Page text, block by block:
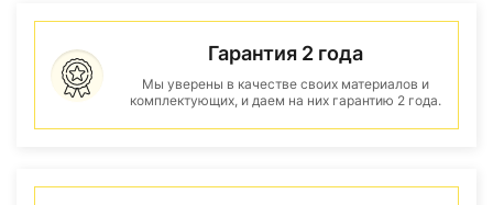
Гарантия 2 года
Мы уверены в качестве своих материалов и
комплектующих, и даем на них гарантию 2 года.